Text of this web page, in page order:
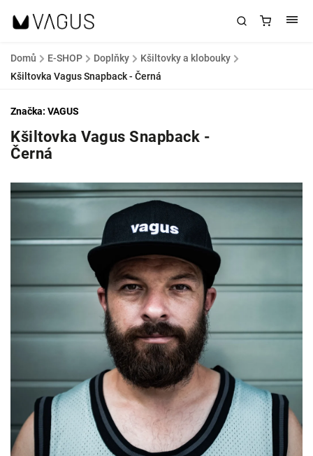
Domů / E-SHOP / Doplňky / Kšiltovky a klobouky /
Kšiltovka Vagus Snapback - Černá
Kšiltovka Vagus Snapback -
Černá
Značka: VAGUS